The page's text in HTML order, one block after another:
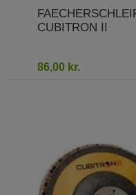
CUBITRON II
86,00 kr.